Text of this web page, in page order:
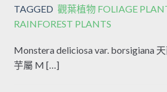
TAGGED 觀葉植物 FOLIAGE
RAINFOREST PLANTS
Monstera deliciosa var. borsigiana
芋屬 M […]